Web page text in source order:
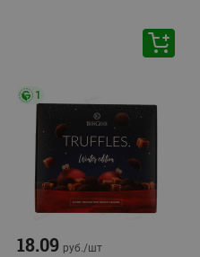
1
18.09 руб./шт